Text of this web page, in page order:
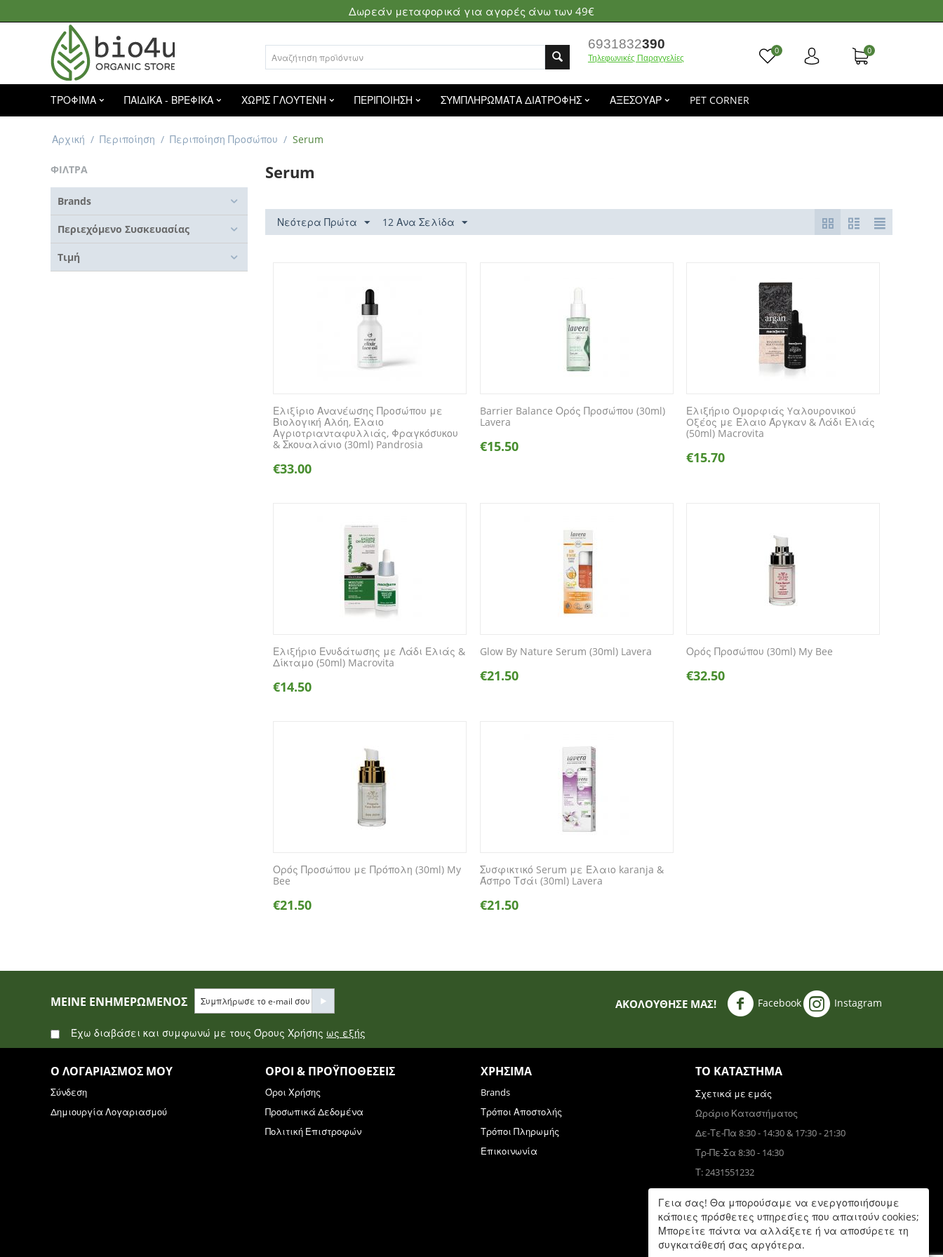
Δωρεάν μεταφορικά για αγορές άνω των 49€
6931832390
Τηλεφωνικές Παραγγελίες
0 0
ΤΡΟΦΙΜΑ ΠΑΙΔΙΚΑ - ΒΡΕΦΙΚΑ ΧΩΡΙΣ ΓΛΟΥΤΕΝΗ ΠΕΡΙΠΟΙΗΣΗ ΣΥΜΠΛΗΡΩΜΑΤΑ ΔΙΑΤΡΟΦΗΣ ΑΞΕΣΟΥΑΡ PET CORNER
Αρχική / Περιποίηση / Περιποίηση Προσώπου / Serum
ΦΙΛΤΡΑ
Brands
Περιεχόμενο Συσκευασίας
Τιμή
Serum
Νεότερα Πρώτα 12 Ανα Σελίδα
Ελιξίριο Ανανέωσης Προσώπου με
Βιολογική Αλόη, Έλαιο
Αγριοτριανταφυλλιάς, Φραγκόσυκου
& Σκουαλάνιο (30ml) Pandrosia
€33.00
Barrier Balance Ορός Προσώπου (30ml)
Lavera
€15.50
Ελιξήριο Oμορφιάς Yαλουρονικού
Oξέος με Έλαιο Άργκαν & Λάδι Ελιάς
(50ml) Macrovita
€15.70
Ελιξήριο Ενυδάτωσης με Λάδι Ελιάς &
Δίκταμο (50ml) Macrovita
€14.50
Glow By Nature Serum (30ml) Lavera
€21.50
Ορός Προσώπου (30ml) My Bee
€32.50
Ορός Προσώπου με Πρόπολη (30ml) My
Bee
€21.50
Συσφικτικό Serum με Έλαιο karanja &
Άσπρο Τσάι (30ml) Lavera
€21.50
ΜΕΊΝΕ ΕΝΗΜΕΡΩΜΈΝΟΣ
Έχω διαβάσει και συμφωνώ με τους Όρους Χρήσης ως εξής
ΑΚΟΛΟΥΘΗΣΈ ΜΑΣ! Facebook Instagram
Ο ΛΟΓΑΡΙΑΣΜΌΣ ΜΟΥ
Σύνδεση
Δημιουργία Λογαριασμού
ΌΡΟΙ & ΠΡΟΫΠΟΘΈΣΕΙΣ
Όροι Χρήσης
Προσωπικά Δεδομένα
Πολιτική Επιστροφών
ΧΡΉΣΙΜΑ
Brands
Τρόποι Αποστολής
Τρόποι Πληρωμής
Επικοινωνία
ΤΟ ΚΑΤΆΣΤΗΜΑ
Σχετικά με εμάς
Ωράριο Καταστήματος
Δε-Τε-Πα 8:30 - 14:30 & 17:30 - 21:30
Τρ-Πε-Σα 8:30 - 14:30
Τ: 2431551232
Τ: 6931832390
Δε-Πα 9:00 - 17:00
Γεια σας! Θα μπορούσαμε να ενεργοποιήσουμε
κάποιες πρόσθετες υπηρεσίες που απαιτούν cookies;
Μπορείτε πάντα να αλλάξετε ή να αποσύρετε τη
συγκατάθεσή σας αργότερα.